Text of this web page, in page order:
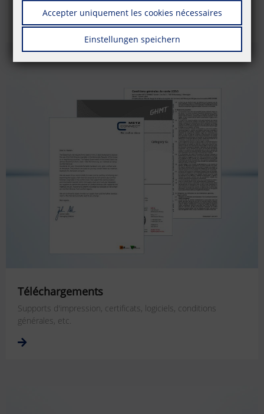
Catalogues | Brochures
Supports d'impression, certificats, logiciels, etc.
Téléchargements
Supports d'impression, certificats, logiciels, conditions
générales, etc.
Accepter uniquement les cookies nécessaires
Einstellungen speichern